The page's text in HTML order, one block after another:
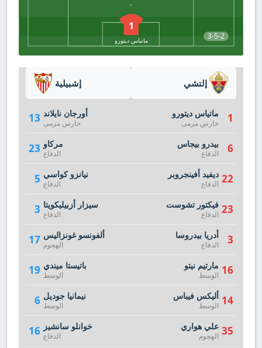
3-5-2
1
ماتياس ديتورو
إشبيلية
13 أورجان نايلاند
حارس مرمى
23 مركاو
الدفاع
5 نيانزو كواسي
الدفاع
3 سيزار أزبيليكويتا
الدفاع
17 ألفونسو غونزاليس
الهجوم
19 باتيستا ميندي
الوسط
6 نيمانيا جوديل
الوسط
16 خوانلو سانشيز
الدفاع
إلتشي
1 ماتياس ديتورو
حارس مرمى
6 بيدرو بيجاس
الدفاع
22 ديفيد أفينجروبر
الدفاع
23 فيكتور تشوست
الدفاع
3 أدريا بيدروسا
الدفاع
16 مارتيم نيتو
الوسط
14 أليكس فيباس
الوسط
35 علي هواري
الهجوم